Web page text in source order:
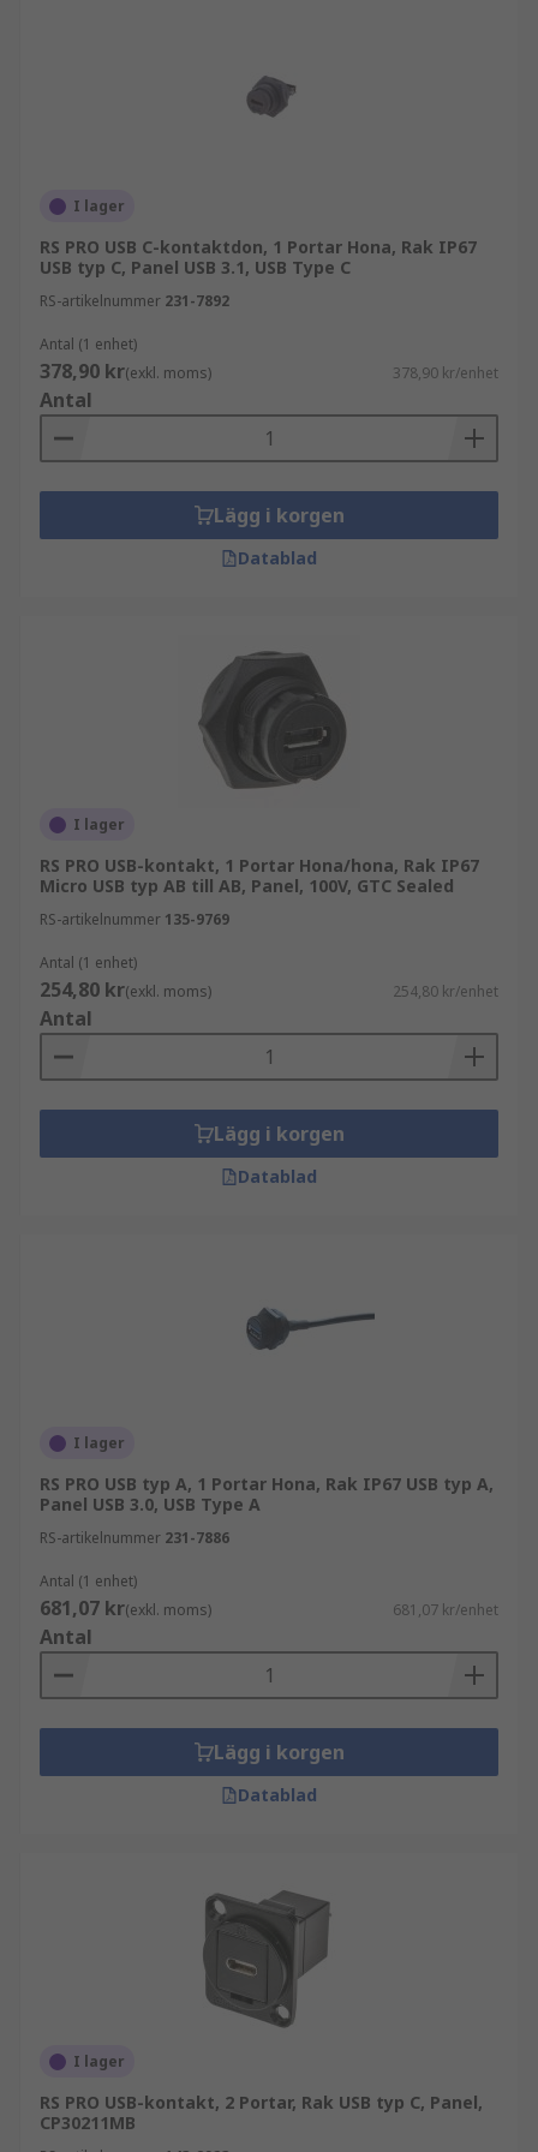
RS PRO – USB-kontakter med pålitlig
PRO. Vårt eget varumärke kombinerar jämn
kvalitet, verifierad funktion och
konkurrenskraftigt pris, vilket gör RS PRO till ett
tryggt val för både utveckling och
Utforska RS PRO-sortimentet
Relaterade kategorier
Komplettera med:
Kablar
Hitta rätt USB-kontakter hos RS
Vi på RS Components erbjuder ett brett
sortiment, hög tillgänglighet och teknisk
expertis. Utforska våra USB-kontakter och välj en
lösning som passar din applikation.
I lager
RS PRO USB C-kontaktdon, 1 Portar Hona, Rak IP67
USB typ C, Panel USB 3.1, USB Type C
RS-artikelnummer 231-7892
Antal (1 enhet)
378,90 kr(exkl. moms) 378,90 kr/enhet
Antal
Lägg i korgen
Datablad
I lager
RS PRO USB-kontakt, 1 Portar Hona/hona, Rak IP67
Micro USB typ AB till AB, Panel, 100V, GTC Sealed
RS-artikelnummer 135-9769
Antal (1 enhet)
254,80 kr(exkl. moms) 254,80 kr/enhet
Antal
Lägg i korgen
Datablad
I lager
RS PRO USB typ A, 1 Portar Hona, Rak IP67 USB typ A,
Panel USB 3.0, USB Type A
RS-artikelnummer 231-7886
Antal (1 enhet)
681,07 kr(exkl. moms) 681,07 kr/enhet
Antal
Lägg i korgen
Datablad
I lager
RS PRO USB-kontakt, 2 Portar, Rak USB typ C, Panel,
CP30211MB